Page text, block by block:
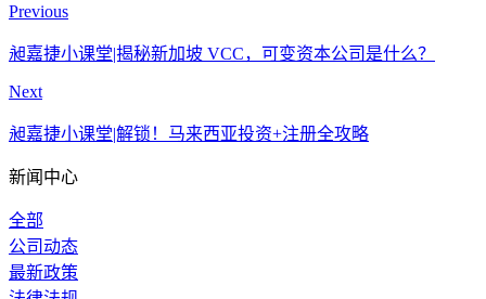
Previous
昶嘉捷小课堂|揭秘新加坡 VCC，可变资本公司是什么？
Next
昶嘉捷小课堂|解锁！马来西亚投资+注册全攻略
新闻中心
全部
公司动态
最新政策